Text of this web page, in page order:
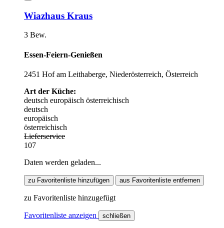
Wiazhaus Kraus
3 Bew.
Essen-Feiern-Genießen
2451 Hof am Leithaberge, Niederösterreich, Österreich
Art der Küche:
deutsch europäisch österreichisch
deutsch
europäisch
österreichisch
Lieferservice
107
Daten werden geladen...
zu Favoritenliste hinzufügen aus Favoritenliste entfernen
zu Favoritenliste hinzugefügt
Favoritenliste anzeigen schließen